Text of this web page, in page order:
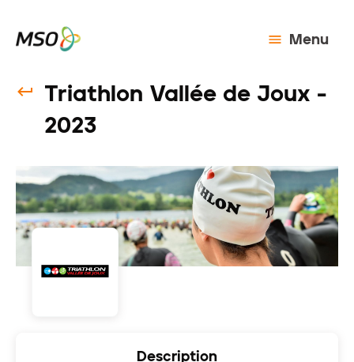
Menu
Triathlon Vallée de Joux -
2023
Description